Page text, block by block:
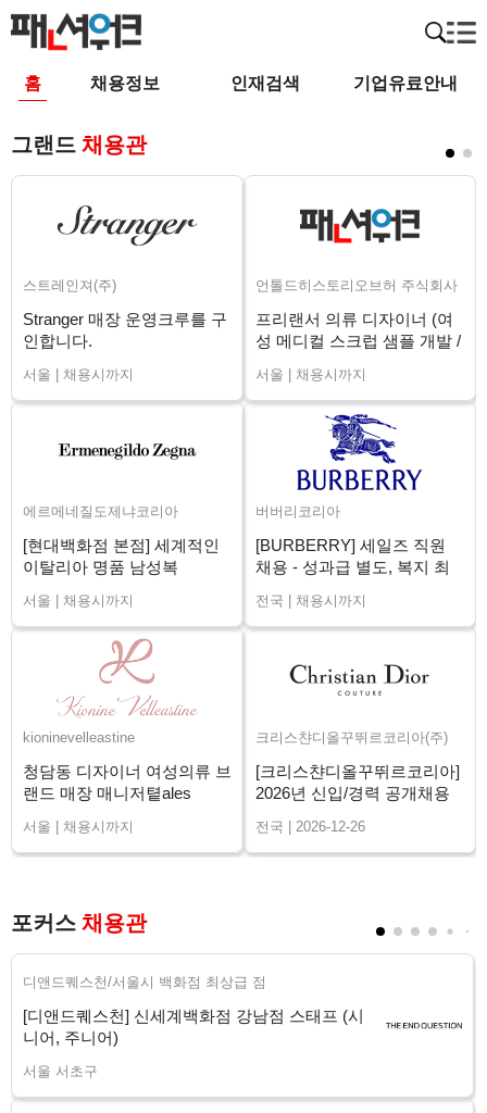
홈 채용정보 인재검색 기업유료안내
그랜드 채용관
스트레인져(주)
Stranger 매장 운영크루를 구
인합니다.
서울 | 채용시까지
언톨드히스토리오브허 주식회사
프리랜서 의류 디자이너 (여
성 메디컬 스크럽 샘플 개발 /
서울 | 채용시까지
에르메네질도제냐코리아
[현대백화점 본점] 세계적인
이탈리아 명품 남성복
서울 | 채용시까지
버버리코리아
[BURBERRY] 세일즈 직원
채용 - 성과급 별도, 복지 최
전국 | 채용시까지
kioninevelleastine
청담동 디자이너 여성의류 브
랜드 매장 매니저톁ales
서울 | 채용시까지
크리스챤디올꾸뛰르코리아(주)
[크리스챤디올꾸뛰르코리아]
2026년 신입/경력 공개채용
전국 | 2026-12-26
포커스 채용관
디앤드퀘스천/서울시 백화점 최상급 점
[디앤드퀘스천] 신세계백화점 강남점 스태프 (시
니어, 주니어)
서울 서초구